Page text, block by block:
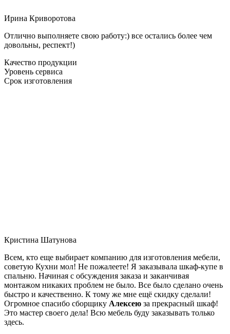
Ирина Криворотова
Отлично выполняете свою работу:) все остались более чем
довольны, респект!)
Качество продукции
Уровень сервиса
Срок изготовления
Кристина Шатунова
Всем, кто еще выбирает компанию для изготовления мебели,
советую Кухни мол! Не пожалеете! Я заказывала шкаф-купе в
спальню. Начиная с обсуждения заказа и заканчивая
монтажом никаких проблем не было. Все было сделано очень
быстро и качественно. К тому же мне ещё скидку сделали!
Огромное спасибо сборщику Алексею за прекрасный шкаф!
Это мастер своего дела! Всю мебель буду заказывать только
здесь.